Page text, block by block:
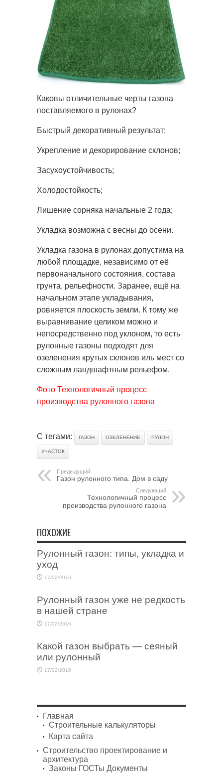
Каковы отличительные черты газона
поставляемого в рулонах?
Быстрый декоративный результат;
Укрепление и декорирование склонов;
Засухоустойчивость;
Холодостойкость;
Лишение сорняка начальные 2 года;
Укладка возможна с весны до осени.
Укладка газона в рулонах допустима на
любой площадке, независимо от её
первоначального состояния, состава
грунта, рельефности. Заранее, ещё на
начальном этапе укладывания,
ровняется плоскость земли. К тому же
выравнивание целиком можно и
непосредственно под уклоном, то есть
рулонные газоны подходят для
озеленения крутых склонов иль мест со
сложным ландшафтным рельефом.
Фото Технологичный процесс
производства рулонного газона
С тегами: ГАЗОН ОЗЕЛЕНЕНИЕ РУЛОН
УЧАСТОК
Предыдущий
Газон рулонного типа. Дом в саду
Следующий
Технологичный процесс
производства рулонного газона
ПОХОЖИЕ
Рулонный газон: типы, укладка и
уход
17/02/2016
Рулонный газон уже не редкость
в нашей стране
17/02/2016
Какой газон выбрать — сеяный
или рулонный
17/02/2016
Главная
Строительные калькуляторы
Карта сайта
Строительство проектирование и
архитектура
Законы ГОСТы Документы